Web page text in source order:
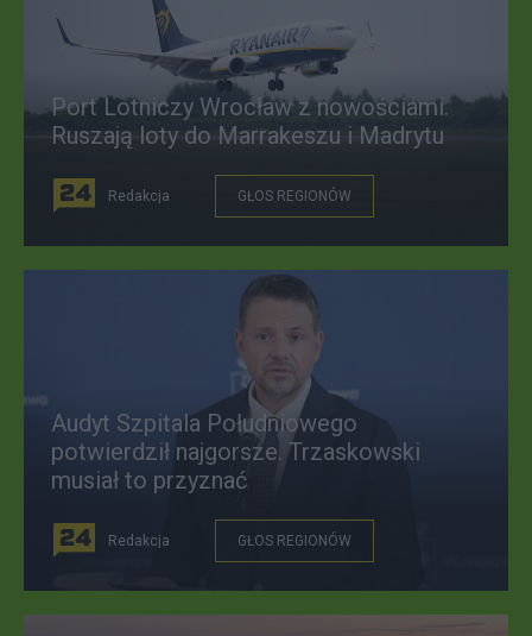
Port Lotniczy Wrocław z nowościami.
Ruszają loty do Marrakeszu i Madrytu
Redakcja GŁOS REGIONÓW
Audyt Szpitala Południowego
potwierdził najgorsze. Trzaskowski
musiał to przyznać
Redakcja GŁOS REGIONÓW